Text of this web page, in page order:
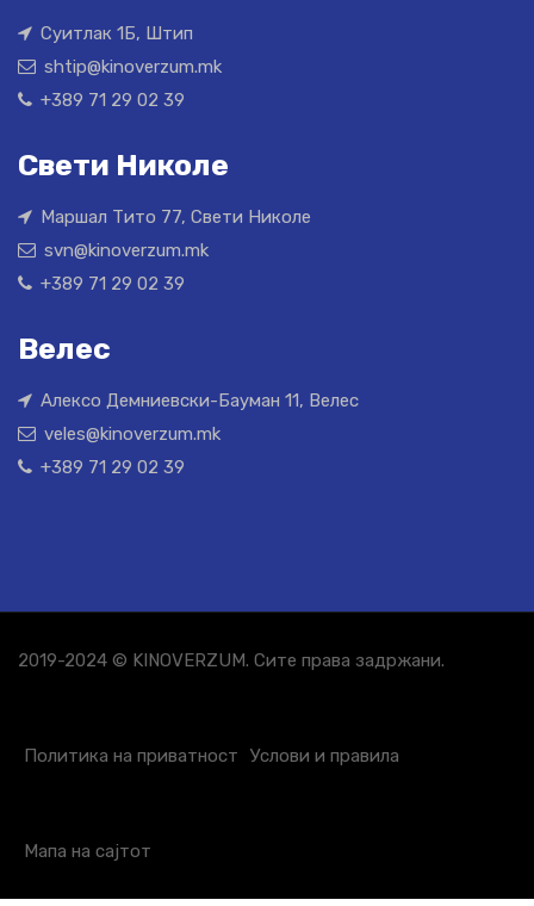
Суитлак 1Б, Штип
shtip@kinoverzum.mk
+389 71 29 02 39
Свети Николе
Маршал Тито 77, Свети Николе
svn@kinoverzum.mk
+389 71 29 02 39
Велес
Алексо Демниевски-Бауман 11, Велес
veles@kinoverzum.mk
+389 71 29 02 39
2019-2024 © KINOVERZUM. Сите права задржани.
Политика на приватност Услови и правила
Мапа на сајтот